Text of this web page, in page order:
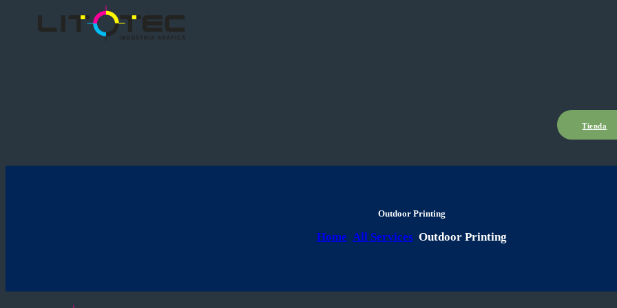
Tienda
Outdoor Printing
Home All Services Outdoor Printing